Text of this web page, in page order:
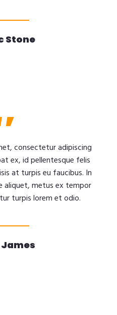
Stone
consectetur adipiscing
ex, id pellentesque felis
at turpis eu faucibus. In
aliquet, metus ex tempor
turpis lorem et odio.